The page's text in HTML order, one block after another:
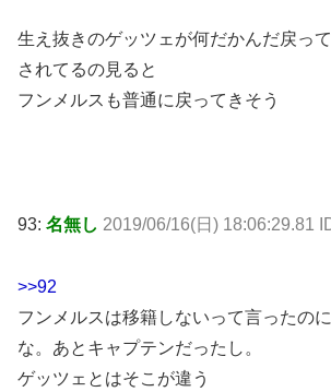
生え抜きのゲッツェが何だかんだ戻っ
されてるの見ると
フンメルスも普通に戻ってきそう
93: 名無し 2019/06/16(日) 18:06:29.81
>>92
フンメルスは移籍しないって言ったの
な。あとキャプテンだったし。
ゲッツェとはそこが違う